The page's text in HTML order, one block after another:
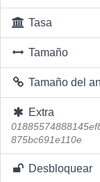
Tasa
Tamaño
Tamaño del
Extra
875bc691e110e
Desbloquear